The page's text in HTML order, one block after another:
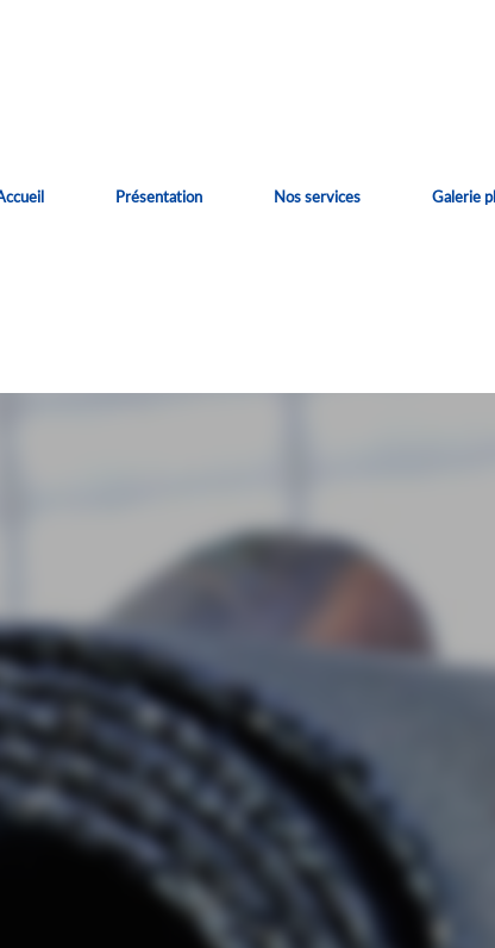
Présentation Nos services Galerie